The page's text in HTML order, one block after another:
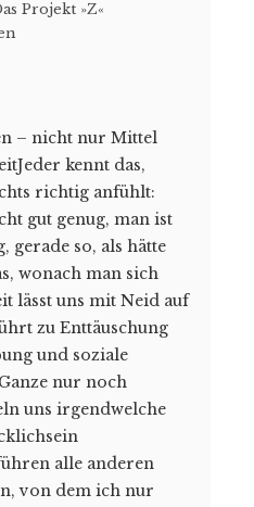
Projekt »Z«
– nicht nur Mittel
kennt das,
richtig anfühlt:
gut genug, man ist
gerade so, als hätte
wonach man sich
lässt uns mit Neid auf
zu Enttäuschung
und soziale
nur noch
uns irgendwelche
alle anderen
von dem ich nur